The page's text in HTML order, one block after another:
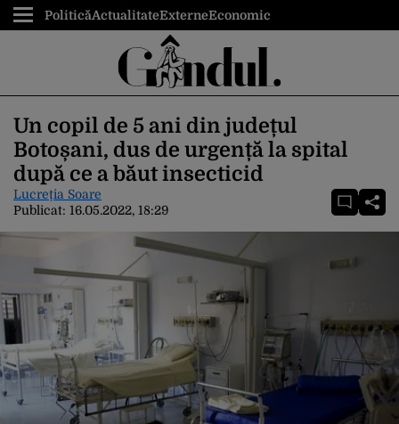
PoliticăActualitateExterneEconomic
Un copil de 5 ani din județul
Botoșani, dus de urgență la spital
după ce a băut insecticid
Lucreția Soare
Publicat: 16.05.2022, 18:29